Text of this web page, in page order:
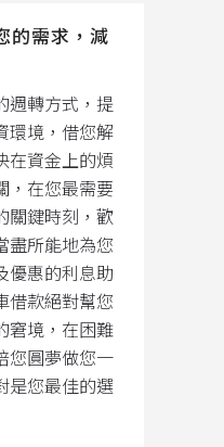
的需求，減
週轉方式，提
環境，借您解
在資金上的煩
，在您最需要
關鍵時刻，歡
盡所能地為您
優惠的利息助
借款絕對幫您
窘境，在困難
您圓夢做您一
是您最佳的選